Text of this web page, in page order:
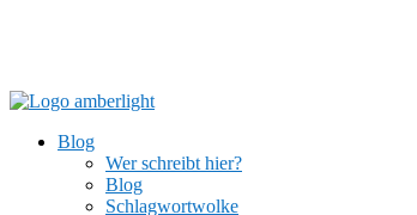
Blog
Wer schreibt hier?
Blog
Schlagwortwolke